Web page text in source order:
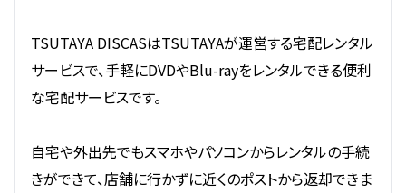
TSUTAYA DISCASはTSUTAYAが運営する宅配レンタル
サービスで、手軽にDVDやBlu-rayをレンタルできる便利
な宅配サービスです。
自宅や外出先でもスマホやパソコンからレンタルの手続
きができて、店舗に行かずに近くのポストから返却できま